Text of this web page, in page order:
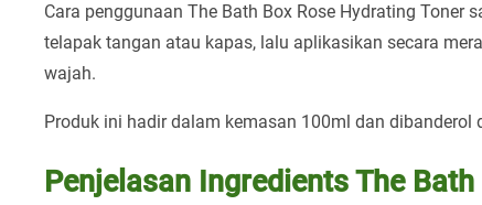
Cara penggunaan The Bath Box Rose Hydrating
telapak tangan atau kapas, lalu aplikasikan secara
wajah.
Produk ini hadir dalam kemasan 100ml dan dibanderol
Penjelasan Ingredients The